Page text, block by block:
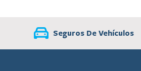
Seguros De Vehículos